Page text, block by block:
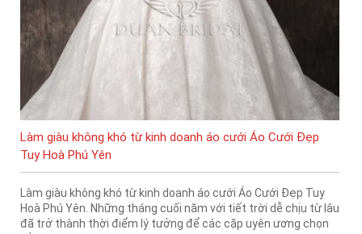
Làm giàu không khó từ kinh doanh áo cưới Áo Cưới Đẹp
Tuy Hoà Phú Yên
Làm giàu không khó từ kinh doanh áo cưới Áo Cưới Đẹp Tuy
Hoà Phú Yên. Những tháng cuối năm với tiết trời dễ chịu từ lâu
đã trở thành thời điểm lý tưởng để các cặp uyên ương chọn